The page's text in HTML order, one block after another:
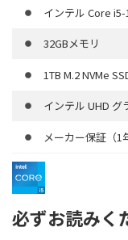
インテル Core
32GBメモリ
1TB M.2 NVMe
インテル UHD グ
メーカー保証（1
必ずお読みく